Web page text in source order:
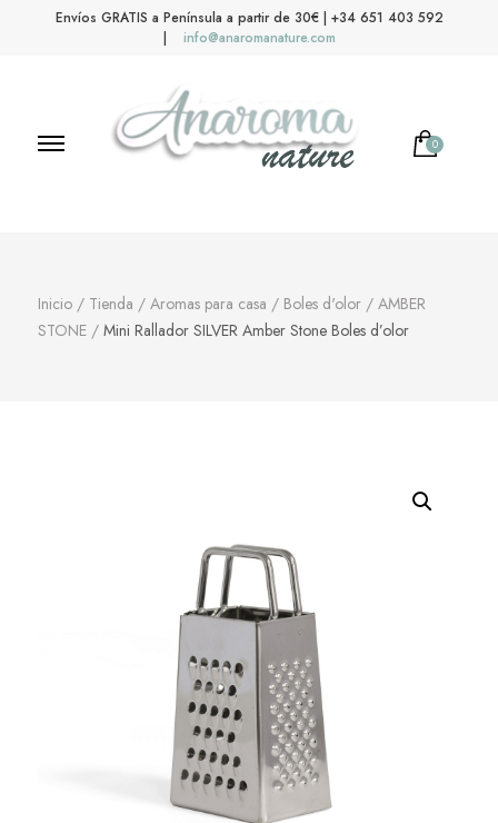
Envíos GRATIS a Península a partir de 30€ | +34 651 403 592
|
info@anaromanature.com
0
Inicio / Tienda / Aromas para casa / Boles d'olor / AMBER
STONE / Mini Rallador SILVER Amber Stone Boles d’olor